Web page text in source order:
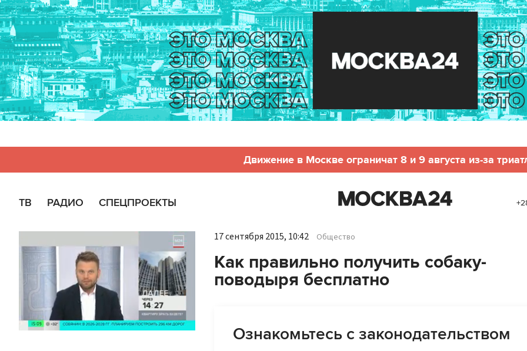
Движение в Москве ограничат 8 и 9 августа из-за
ТВ РАДИО СПЕЦПРОЕКТЫ
17 сентября 2015, 10:42 Общество
Как правильно получить собаку-
поводыря бесплатно
Ознакомьтесь с законодательством